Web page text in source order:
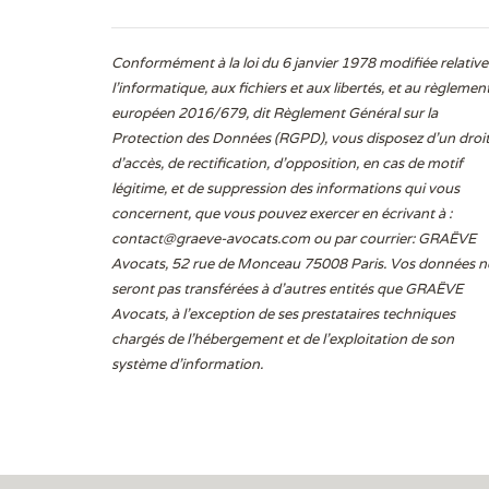
Conformément à la loi du 6 janvier 1978 modifiée
l'informatique, aux fichiers et aux libertés, et au
européen 2016/679, dit Règlement Général sur la
Protection des Données (RGPD), vous disposez d’un droit
d’accès, de rectification, d’opposition, en cas de motif
légitime, et de suppression des informations qui vous
concernent, que vous pouvez exercer en écrivant à :
contact@graeve-avocats.com ou par courrier: GRAËVE
Avocats, 52 rue de Monceau 75008 Paris. Vos données
seront pas transférées à d’autres entités que GRAËVE
Avocats, à l’exception de ses prestataires techniques
chargés de l’hébergement et de l’exploitation de son
système d’information.